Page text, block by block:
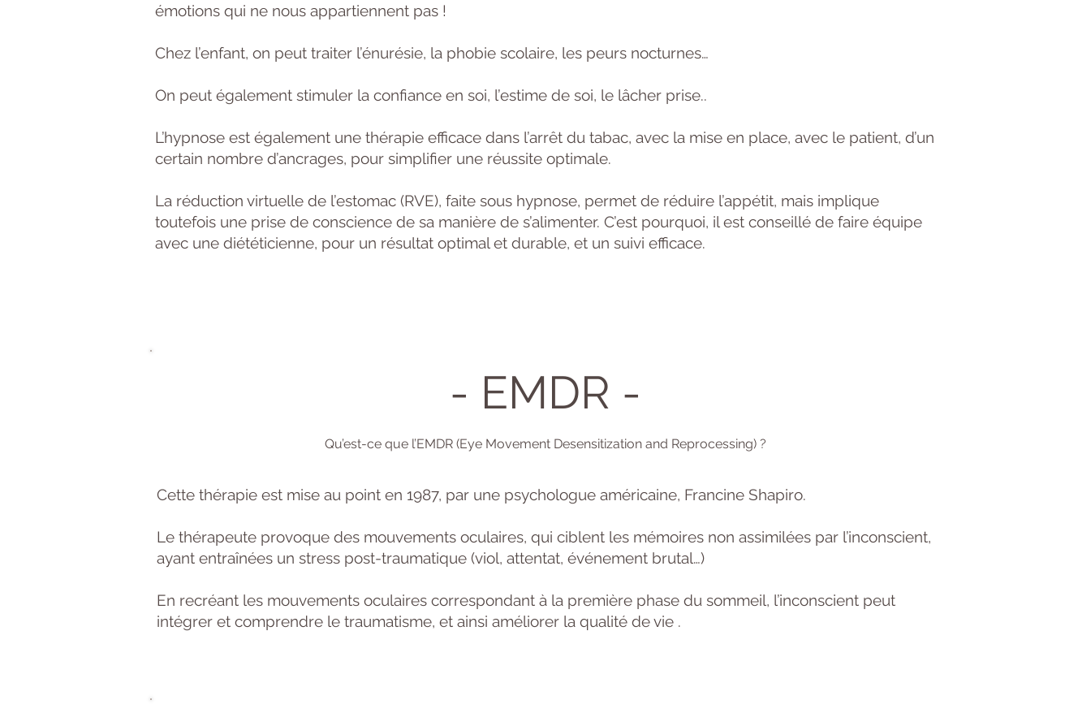
émotions qui ne nous appartiennent pas !
Chez l’enfant, on peut traiter l’énurésie, la phobie scolaire, les peurs nocturnes…
On peut également stimuler la confiance en soi, l’estime de soi, le lâcher prise..
L’hypnose est également une thérapie efficace dans l’arrêt du tabac, avec la mise en place, avec le patient, d’un
certain nombre d’ancrages, pour simplifier une réussite optimale.
La réduction virtuelle de l’estomac (RVE), faite sous hypnose, permet de réduire l’appétit, mais implique
toutefois une prise de conscience de sa manière de s’alimenter. C’est pourquoi, il est conseillé de faire équipe
avec une diététicienne, pour un résultat optimal et durable, et un suivi efficace.
- EMDR -
Qu’est-ce que l’EMDR (Eye Movement Desensitization and Reprocessing) ?
Cette thérapie est mise au point en 1987, par une psychologue américaine, Francine Shapiro.
Le thérapeute provoque des mouvements oculaires, qui ciblent les mémoires non assimilées par l’inconscient,
ayant entraînées un stress post-traumatique (viol, attentat, événement brutal…)
En recréant les mouvements oculaires correspondant à la première phase du sommeil, l’inconscient peut
intégrer et comprendre le traumatisme, et ainsi améliorer la qualité de vie .